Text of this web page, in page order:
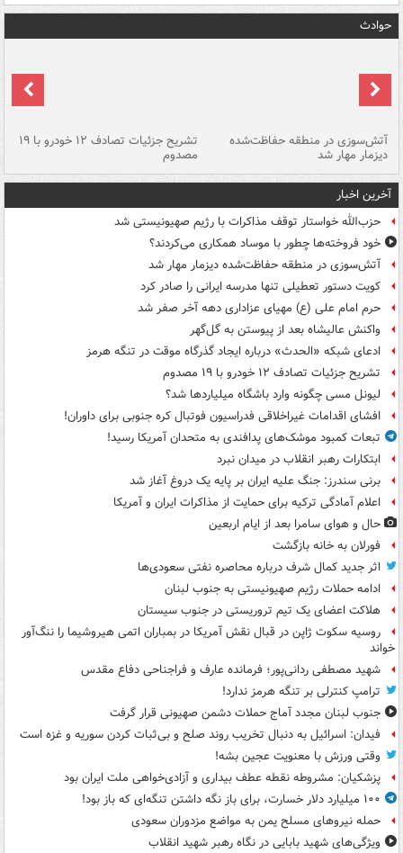
حوادث
آتش‌سوزی در منطقه حفاظت‌شده
دیزمار مهار شد
تشریح جزئیات تصادف ۱۲ خودرو با ۱۹
مصدوم
آخرین اخبار
حزب‌الله خواستار توقف مذاکرات با رژیم صهیونیستی شد
خود فروخته‌ها چطور با موساد همکاری می‌کردند؟
آتش‌سوزی در منطقه حفاظت‌شده دیزمار مهار شد
کویت دستور تعطیلی تنها مدرسه ایرانی را صادر کرد
حرم امام علی (ع) مهیای عزاداری دهه آخر صفر شد
واکنش عالیشاه بعد از پیوستن به گل‌گهر
ادعای شبکه «الحدث» درباره ایجاد گذرگاه موقت در تنگه هرمز
تشریح جزئیات تصادف ۱۲ خودرو با ۱۹ مصدوم
لیونل مسی چگونه وارد باشگاه میلیاردها شد؟
افشای اقدامات غیراخلاقی فدراسیون فوتبال کره جنوبی برای داوران!
تبعات کمبود موشک‌های پدافندی به متحدان آمریکا رسید!
ابتکارات رهبر انقلاب در میدان نبرد
برنی سندرز: جنگ علیه ایران بر پایه یک دروغ آغاز شد
اعلام آمادگی ترکیه برای حمایت از مذاکرات ایران و آمریکا
حال و هوای سامرا بعد از ایام اربعین
فورلان به خانه بازگشت
اثر جدید کمال شرف درباره محاصره نفتی سعودی‌ها
ادامه حملات رژیم صهیونیستی به جنوب لبنان
هلاکت اعضای یک تیم تروریستی در جنوب سیستان
روسیه سکوت ژاپن در قبال نقش آمریکا در بمباران اتمی هیروشیما را ننگ‌آور
خواند
شهید مصطفی ردانی‌پور؛ فرمانده عارف و فراجناحی دفاع مقدس
ترامپ کنترلی بر تنگه هرمز ندارد!
جنوب لبنان مجدد آماج حملات دشمن صهیونی قرار گرفت
فیدان: اسرائیل به دنبال تخریب روند صلح و بی‌ثبات کردن سوریه و غزه است
وقتی ورزش با معنویت عجین بشه!
پزشکیان: مشروطه نقطه عطف بیداری و آزادی‌خواهی ملت ایران بود
۱۰۰ میلیارد دلار خسارت، برای باز نگه داشتن تنگه‌ای که باز بود!
حمله نیروهای مسلح یمن به مواضع مزدوران سعودی
ویژگی‌های شهید بابایی در نگاه رهبر شهید انقلاب